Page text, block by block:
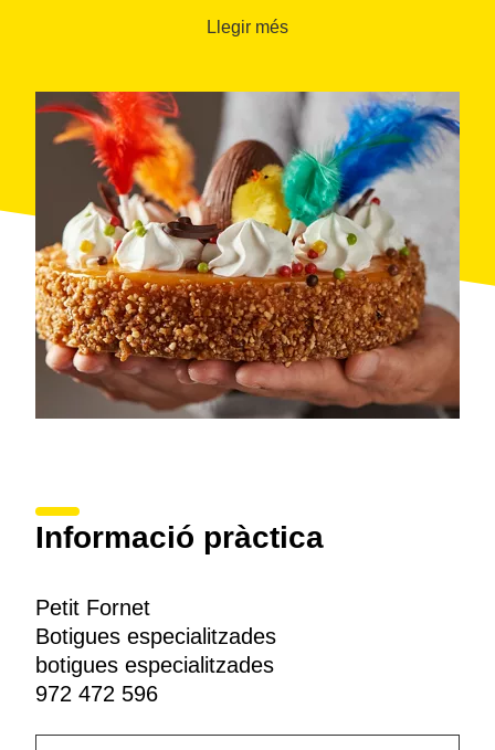
balneari Vichy Catalan
gastronòmicLa Ruta + dolça de la Selva, que inclou
diferents pastisseries de la comarca.
Llegir més
Informació pràctica
Petit Fornet
Botigues especialitzades
botigues especialitzades
972 472 596